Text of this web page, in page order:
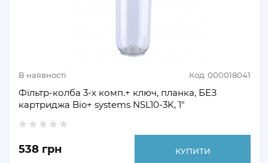
В наявності Код: 000018041
Фільтр-колба 3-х комп.+ ключ, планка, БЕЗ
картриджа Bio+ systems NSL10-3K, 1"
538 грн КУПИТИ